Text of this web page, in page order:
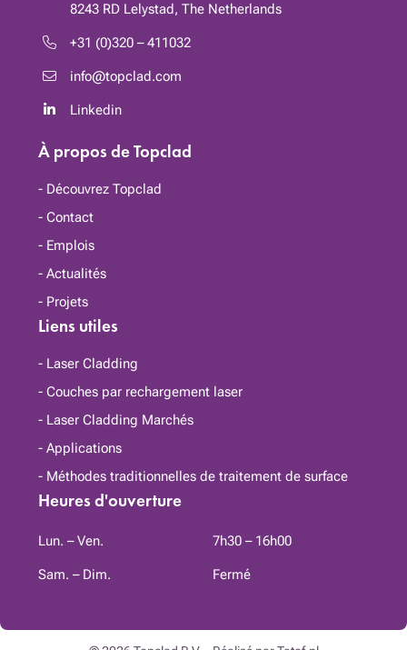
8243 RD Lelystad, The Netherlands
+31 (0)320 – 411032
info@topclad.com
Linkedin
À propos de Topclad
Découvrez Topclad
Contact
Emplois
Actualités
Projets
Liens utiles
Laser Cladding
Couches par rechargement laser
Laser Cladding Marchés
Applications
Méthodes traditionnelles de traitement de surface
Heures d'ouverture
Lun. – Ven. 7h30 – 16h00
Sam. – Dim. Fermé